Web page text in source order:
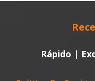
Rápido |